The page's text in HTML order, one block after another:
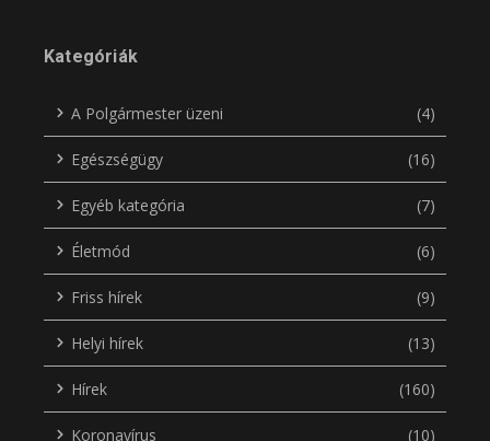
Kategóriák
A Polgármester üzeni (4)
Egészségügy (16)
Egyéb kategória (7)
Életmód (6)
Friss hírek (9)
Helyi hírek (13)
Hírek (160)
Koronavírus (10)